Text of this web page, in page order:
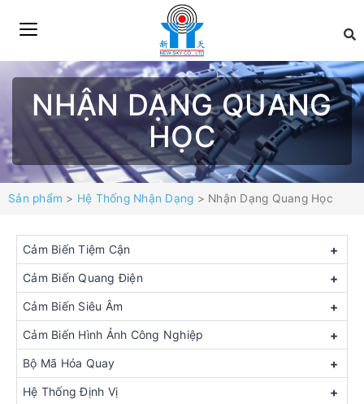
NHẬN DẠNG QUANG
HỌC
Sản phẩm > Hệ Thống Nhận Dạng > Nhận Dạng Quang Học
Cảm Biến Tiệm Cận +
Cảm Biến Quang Điện +
Cảm Biến Siêu Âm +
Cảm Biến Hình Ảnh Công Nghiệp +
Bộ Mã Hóa Quay +
Hệ Thống Định Vị +